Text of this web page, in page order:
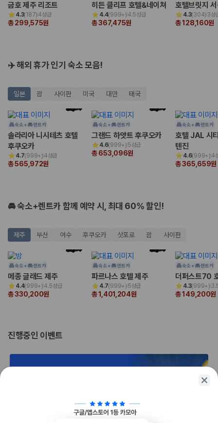
제주렌트카 보험까지 비교해야 진짜 가격비교입
니다
다. 카모아는 제주 렌트카 가격뿐 아니라 일반자차, 완전자차, 슈퍼자차 조
건을 함께 확인할 수 있도록 돕습니다.
일반자차:
완전자차:
보상 한도 내에서 면책금 부담이 줄어드는 보험 조건입니
슈퍼자차:더 높은 보장 조건을 원하는 사용자에게 적합합니다.
2000만 고객이 선택한 렌트카 가격비교 플랫폼
카모아는 제주렌트카부터 국내·해외 렌트카까지 비교할 수 있는 렌트카 가
격비교 플랫폼입니다.
사용자 리뷰
175,206건
67,123
전국 렌트카 지점
제주렌트카 가격비교 자주 묻는 질문
Q. 제주렌트카 가격비교는 카모아에서 어떻게 하나요?
A. 대여일, 반납일, 인수 지역을 선택하면 제주도 렌트카 업체별 가격, 차종,
Q. 제주 렌트카 가격비교 시 보험도 함께 비교할 수 있나요?
제주렌트카 가격비교 주요 링크
국내 렌트카 가격비교
해외 렌트카 가격비교
금호 제주 리조트
4.3(187)4성급
총 299,575원
히든 클리프 호텔&네이쳐
4.4(999+)4.5성급
총 367,475원
호텔브릿지
4.3(304)3성
총 128,160원
✈️ 해외 휴가 인기 숙소 모음!
일본 괌 사이판 미국 대만 태국
숙소 + 렌트카
솔라리아 니시테츠 호텔
후쿠오카
4.7(999+)4성급
총 565,972원
숙소 + 렌트카
그랜드 하얏트 후쿠오카
4.6(999+)5성급
총 653,096원
숙소 + 렌트카
호텔 JAL 시
텐진
4.6(999+)4
총 365,659원
🚘 숙소+렌트카 함께 예약 시, 최대 60% 할인!
제주 부산 여수 후쿠오카 삿포로 괌 사이판
숙소 + 렌트카
메종 글래드 제주
4.4(999+)4.5성급
총 330,200원
숙소 + 렌트카
파르나스 호텔 제주
4.7(999+)5성급
총 1,401,204원
숙소 + 렌트카
더퍼스트70
4.3(999+)
총 149,200원
진행중인 이벤트